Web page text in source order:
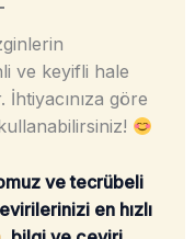
ve keyifli hale
İhtiyacınıza göre
ve tecrübeli
en hızlı